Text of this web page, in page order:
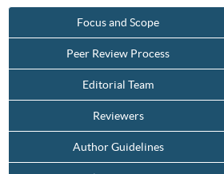
Focus and Scope
Peer Review Process
Editorial Team
Reviewers
Author Guidelines